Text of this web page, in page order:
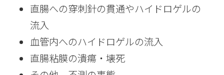
直腸への穿刺針の貫通やハイドロゲルの
流入
血管内へのハイドロゲルの流入
直腸粘膜の潰瘍・壊死